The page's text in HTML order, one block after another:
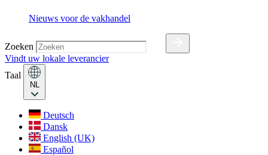
Nieuws voor de vakhandel
Zoeken
Vindt uw lokale leverancier
Taal
NL
Deutsch
Dansk
English (UK)
Español